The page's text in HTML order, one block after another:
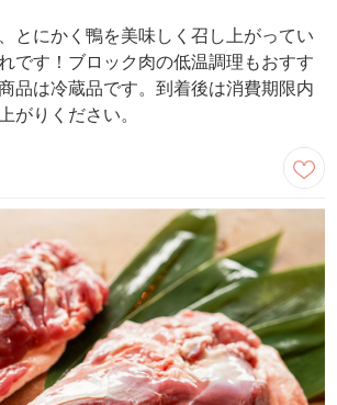
とにかく鴨を美味しく召し上がってい
です！ブロック肉の低温調理もおすす
品は冷蔵品です。到着後は消費期限内
がりください。